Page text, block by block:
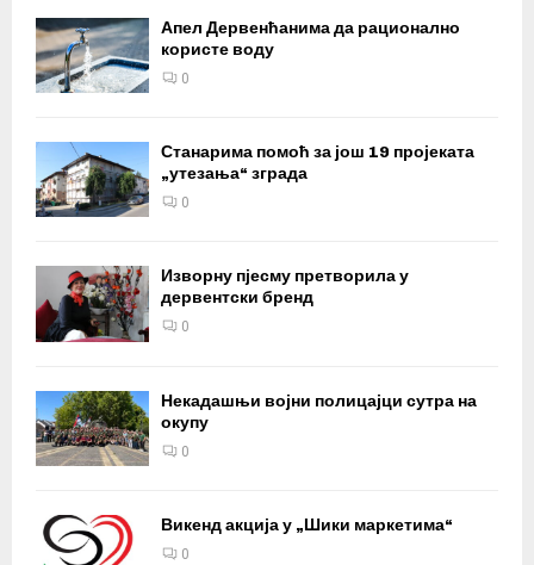
Апел Дервенћанима да рационално
користе воду
0
Станарима помоћ за још 19 пројеката
„утезања“ зграда
0
Изворну пјесму претворила у
дервентски бренд
0
Некадашњи војни полицајци сутра на
окупу
0
Викенд акција у „Шики маркетима“
0